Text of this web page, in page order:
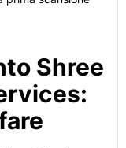
Shree